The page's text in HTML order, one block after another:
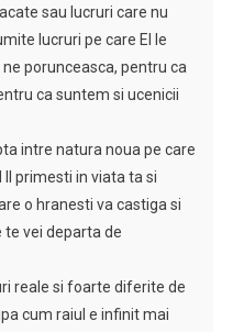
sau lucruri care nu
lucruri pe care El le
porunceasca, pentru ca
ca suntem si ucenicii
intre natura noua pe care
primesti in viata ta si
o hranesti va castiga si
te vei departa de
reale si foarte diferite de
cum raiul e infinit mai